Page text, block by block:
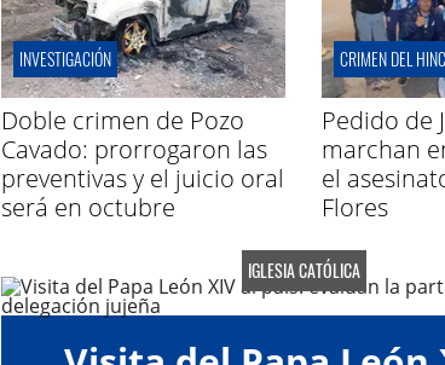
INVESTIGACIÓN
Doble crimen de Pozo
Cavado: prorrogaron las
preventivas y el juicio oral
será en octubre
CRIMEN DEL
Pedido de
marchan
el
Flores
IGLESIA CATÓLICA